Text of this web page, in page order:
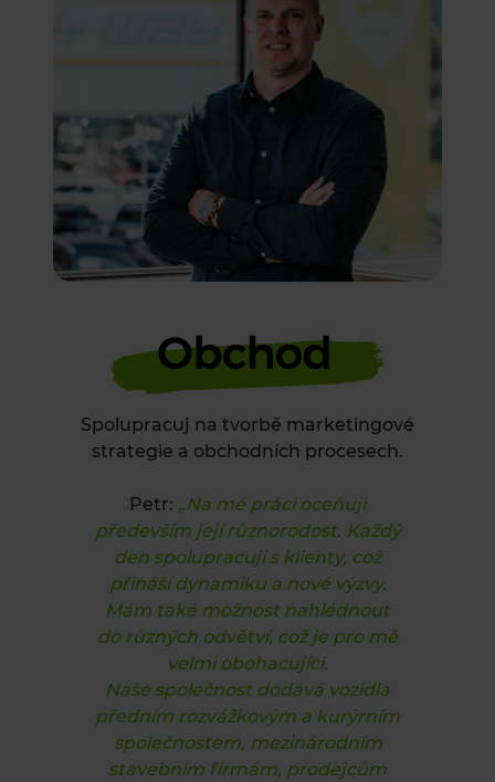
Spolupracuj na tvorbě marketingové
strategie a obchodních procesech.
Petr: „Na mé práci oceňuji
především její různorodost. Každý
den spolupracuji s klienty, což
přináší dynamiku a nové výzvy.
Mám také možnost nahlédnout
do různých odvětví, což je pro mě
velmi obohacující.
Naše společnost dodává vozidla
předním rozvážkovým a kurýrním
společnostem, mezinárodním
stavebním firmám, prodejcům